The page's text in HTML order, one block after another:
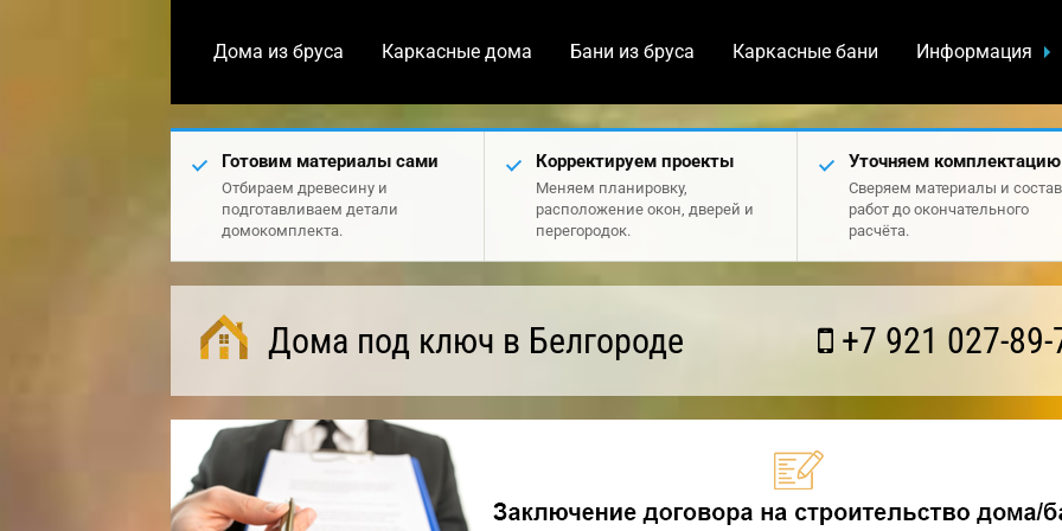
Дома из бруса Каркасные дома Бани из бруса Каркасные бани Информация
Готовим материалы сами
Отбираем древесину и
подготавливаем детали
домокомплекта.
Корректируем проекты
Меняем планировку,
расположение окон, дверей и
перегородок.
Уточняем комплектацию
Сверяем материалы и состав
работ до окончательного
расчёта.
Дома под ключ в Белгороде +7 921 027-89-